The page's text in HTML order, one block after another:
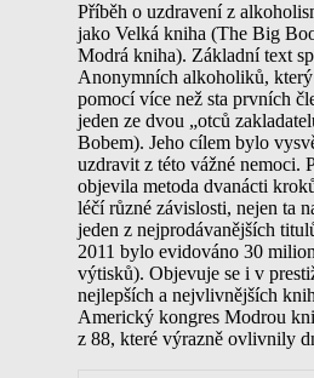
Příběh o uzdravení z
jako Velká kniha (The Big
Modrá kniha). Základní text
Anonymních alkoholiků,
pomocí více než sta prvních
jeden ze dvou „otců
Bobem). Jeho cílem bylo
uzdravit z této vážné nemoci.
objevila metoda dvanácti
léčí různé závislosti, nejen ta
jeden z nejprodávanějších
2011 bylo evidováno 30
výtisků). Objevuje se i v
nejlepších a nejvlivnějších
Americký kongres Modrou
z 88, které výrazně ovlivnily